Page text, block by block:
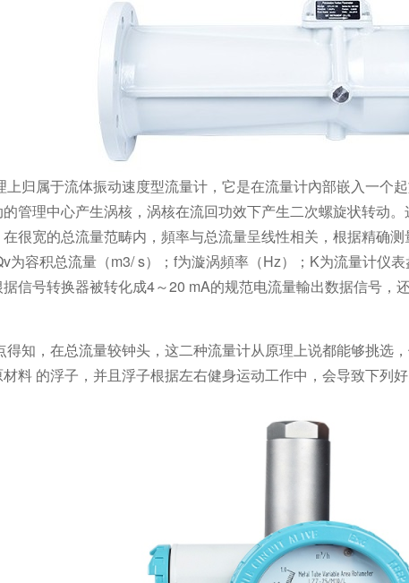
上归属于流体振动速度型流量计，它是在流量计內部嵌入一个
管理中心产生涡核，涡核在流回功效下产生二次螺旋状转动
很宽的总流量范畴内，頻率与总流量呈线性相关，根据精确
为容积总流量（m3/ s）；f为漩涡頻率（Hz）；K为流量计仪
信号转换器被转化成4～20 mA的规范电流量輸出数据信号，
知，在总流量较钟头，这二种流量计从原理上说都能够挑选
料 的浮子，并且浮子根据左右健身运动工作中，会导致下列好